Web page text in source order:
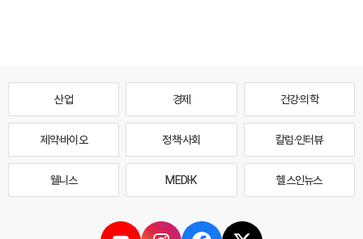
산업 경제 건강·의학
제약·바이오 정책·사회 칼럼·인터뷰
웰니스 MEDI·K 헬스인뉴스